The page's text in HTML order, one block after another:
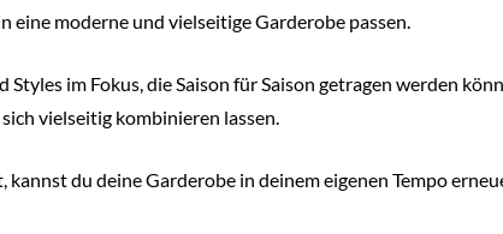
eine moderne und vielseitige Garderobe passen.
im Fokus, die Saison für Saison getragen werden
vielseitig kombinieren lassen.
du deine Garderobe in deinem eigenen Tempo